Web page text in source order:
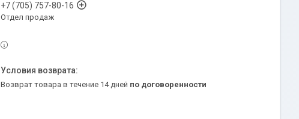
+7 (705) 757-80-16
Отдел продаж
возврат товара в течение 14 дней по договоренности